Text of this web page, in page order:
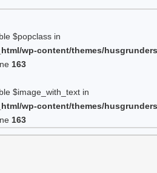
$popclass in
wp-content/themes/
163
$image_with_text in
wp-content/themes/
163